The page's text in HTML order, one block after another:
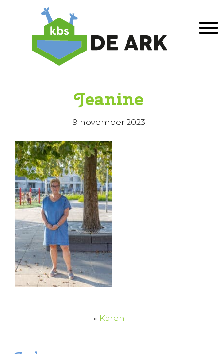
hoofd
KBS De Ark
Jeanine
9 november 2023
« Karen